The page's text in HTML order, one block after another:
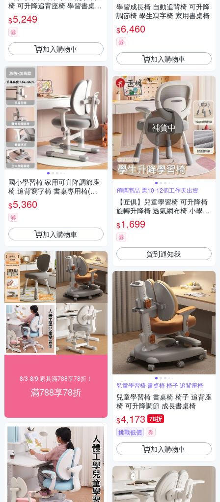
椅 可升降追背座椅 學習書桌專
用椅 送椅套
$5,249
券
加入購物車
國小學習椅 家用可升降調節座
椅 追背寫字椅 書桌專用椅(雙
背加高款)
$5,360
券
加入購物車
8/3-8/9 家具滿788享78折！
滿788享78折
學習成長椅 自動追背椅 可升降
調節椅 學生寫字椅 家用書桌椅
$6,460
券
加入購物車
補貨中
預購商品 需10-12個工作天出貨
【匠俱】兒童學習椅 可升降椅
旋轉升降椅 透氣網布椅 小學生
專用椅 書房寫字椅 可翻轉扶手
椅
$1,699
券
貨到通知我
兒童學習椅 書桌椅 椅子 追背座椅
兒童學習椅 書桌椅 椅子 追背座
椅 可升降調節 成長書桌椅
$4,173 78折
挑戰低價 券
加入購物車